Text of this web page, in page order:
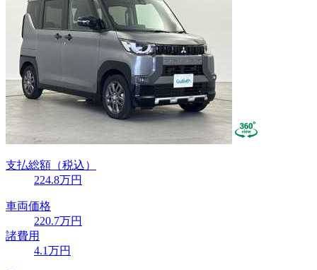
支払総額 （税込）
224.8万円
車両価格
220.7万円
諸費用
4.1万円